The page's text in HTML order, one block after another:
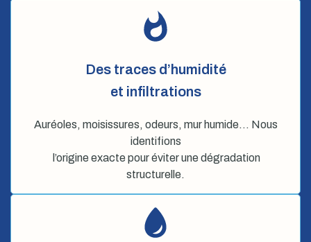
Des traces d’humidité
et infiltrations
Auréoles, moisissures, odeurs, mur humide… Nous
identifions
l’origine exacte pour éviter une dégradation
structurelle.